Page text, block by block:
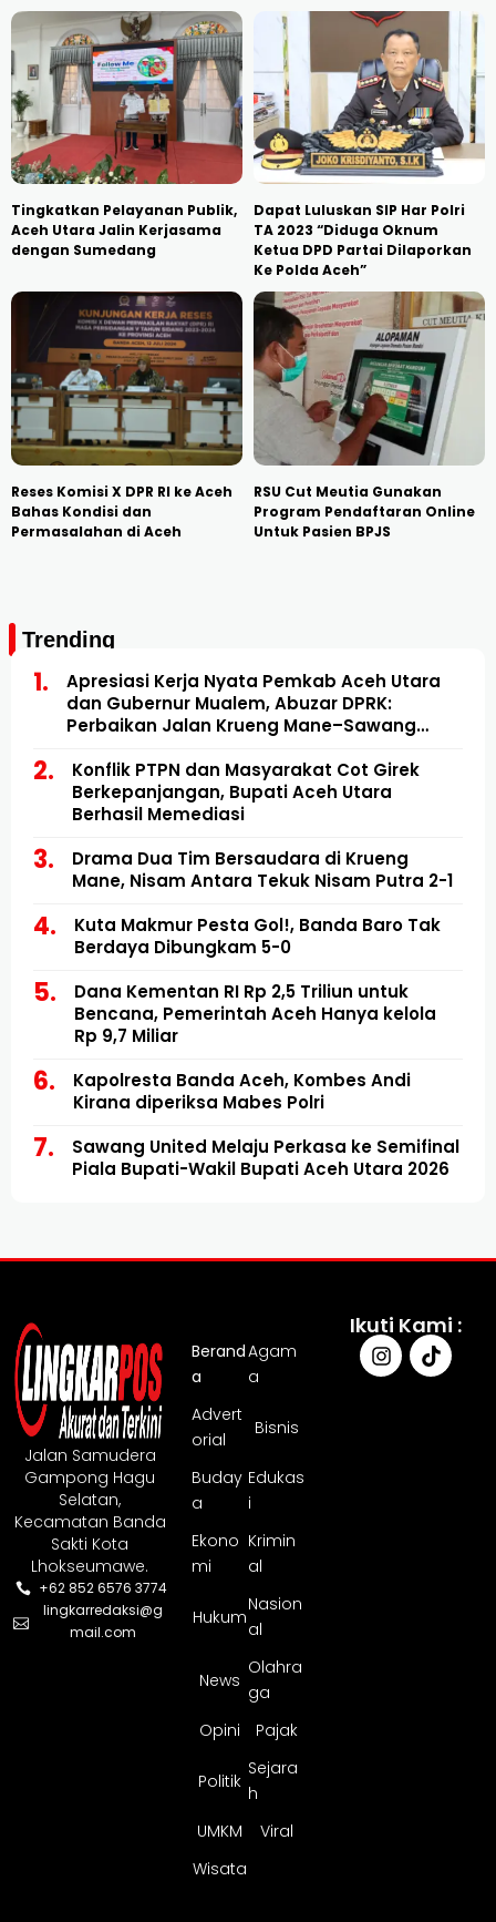
Tingkatkan Pelayanan Publik,
Aceh Utara Jalin Kerjasama
dengan Sumedang
Dapat Luluskan SIP Har Polri
TA 2023 “Diduga Oknum
Ketua DPD Partai Dilaporkan
Ke Polda Aceh”
Reses Komisi X DPR RI ke Aceh
Bahas Kondisi dan
Permasalahan di Aceh
RSU Cut Meutia Gunakan
Program Pendaftaran Online
Untuk Pasien BPJS
Trending
Apresiasi Kerja Nyata Pemkab Aceh Utara
dan Gubernur Mualem, Abuzar DPRK:
Perbaikan Jalan Krueng Mane–Sawang
Konflik PTPN dan Masyarakat Cot Girek
Berkepanjangan, Bupati Aceh Utara
Berhasil Memediasi
Drama Dua Tim Bersaudara di Krueng
Mane, Nisam Antara Tekuk Nisam Putra 2-1
Kuta Makmur Pesta Gol!, Banda Baro Tak
Berdaya Dibungkam 5-0
Dana Kementan RI Rp 2,5 Triliun untuk
Bencana, Pemerintah Aceh Hanya kelola
Rp 9,7 Miliar
Kapolresta Banda Aceh, Kombes Andi
Kirana diperiksa Mabes Polri
Sawang United Melaju Perkasa ke Semifinal
Piala Bupati-Wakil Bupati Aceh Utara 2026
Jalan Samudera
Gampong Hagu
Selatan,
Kecamatan Banda
Sakti Kota
Lhokseumawe.
+62 852 6576 3774
lingkarredaksi@g
mail.com
Berand
a
Agam
a
Advert
orial
Bisnis
Buday
a
Edukas
i
Ekono
mi
Krimin
al
Hukum
Nasion
al
News
Olahra
ga
Opini
Pajak
Politik
Sejara
h
UMKM
Viral
Wisata
Ikuti Kami :